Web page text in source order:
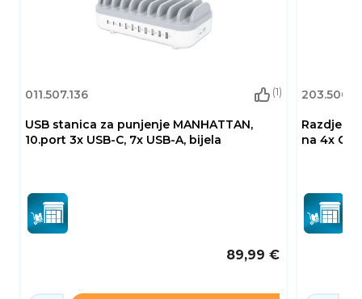
011.507.136 (1)
USB stanica za punjenje MANHATTAN,
10.port 3x USB-C, 7x USB-A, bijela
89,99 €
na 4x